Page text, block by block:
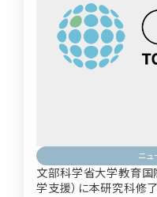
ニュ
文部科学省大学教育国
学支援）に本研究科修